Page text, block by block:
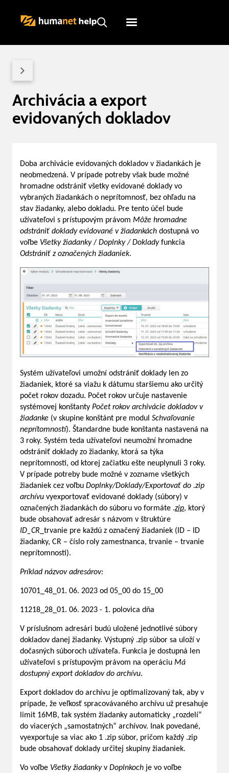
Humanet
Archivácia a export
evidovaných dokladov
Doba archivácie evidovaných dokladov v žiadankách je
neobmedzená. V prípade potreby však bude možné
hromadne odstrániť všetky evidované doklady vo
vybraných žiadankách o neprítomnosť, bez ohľadu na
stav žiadanky, alebo dokladu. Pre tento účel bude
užívateľovi s prístupovým právom Môže hromadne
odstrániť doklady evidované v žiadankách dostupná vo
voľbe Všetky žiadanky/ Doplnky / Dokladyfunkcia
Odstrániť z označených žiadaniek.
Systém užívateľovi umožní odstrániť doklady len zo
žiadaniek, ktoré sa viažu k dátumu staršiemu ako určitý
počet rokov dozadu. Počet rokov určuje nastavenie
systémovej konštanty Počet rokov archivácie dokladov v
žiadanke (v skupine konštánt pre modul Schvaľovanie
neprítomností). Štandardne bude konštanta nastavená na
3 roky. Systém teda užívateľovi neumožní hromadne
odstrániť doklady zo žiadanky, ktorá sa týka
neprítomnosti, od ktorej začiatku ešte neuplynuli 3 roky.
V prípade potreby bude možné v zozname všetkých
žiadaniek cez voľbu Doplnky/Doklady/Exportovať do .zip
archívu vyexportovať evidované doklady (súbory) v
označených žiadankách do súboru vo formáte .zip, ktorý
bude obsahovať adresár s názvom v štruktúre
ID_CR _trvanie pre každú z označený žiadaniek (ID – ID
žiadanky, CR – číslo roly zamestnanca, trvanie – trvanie
neprítomnosti).
Príklad názvov adresárov:
10701_48_01. 06. 2023 od 05_00 do 15_00
11218_28_01. 06. 2023 - 1. polovica dňa
V príslušnom adresári budú uložené jednotlivé súbory
dokladov danej žiadanky. Výstupný .zip súbor sa uloží v
dočasných súboroch užívateľa. Funkcia je dostupná len
užívateľovi s prístupovým právom na operáciu Má
dostupný export dokladov do archívu.
Export dokladov do archívu je optimalizovaný tak, aby v
prípade, že veľkosť spracovávaného archívu už presahuje
limit 16MB, tak systém žiadanky automaticky „rozdelí“
do viacerých „samostatných“ archívov. Inak povedané,
vyexportuje sa viac ako 1 .zip súbor, pričom každý .zip
bude obsahovať doklady určitej skupiny žiadaniek.
Vo voľbe Všetky žiadankyv Doplnkoch je vo voľbe